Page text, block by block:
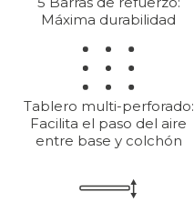
Máxima durabilidad
Tablero multi-perforado:
Facilita el paso del aire
entre base y colchón